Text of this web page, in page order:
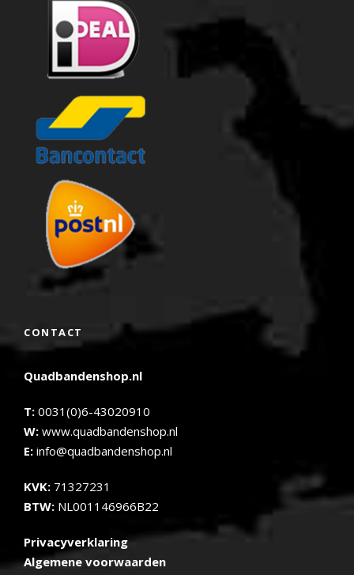
CONTACT
Quadbandenshop.nl
T: 0031(0)6-43020910
W: www.quadbandenshop.nl
E: info@quadbandenshop.nl
KVK: 71327231
BTW: NL001146966B22
Privacyverklaring
Algemene voorwaarden